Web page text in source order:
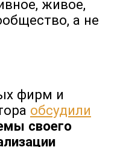
живое,
а не
фирм и
обсудили
своего